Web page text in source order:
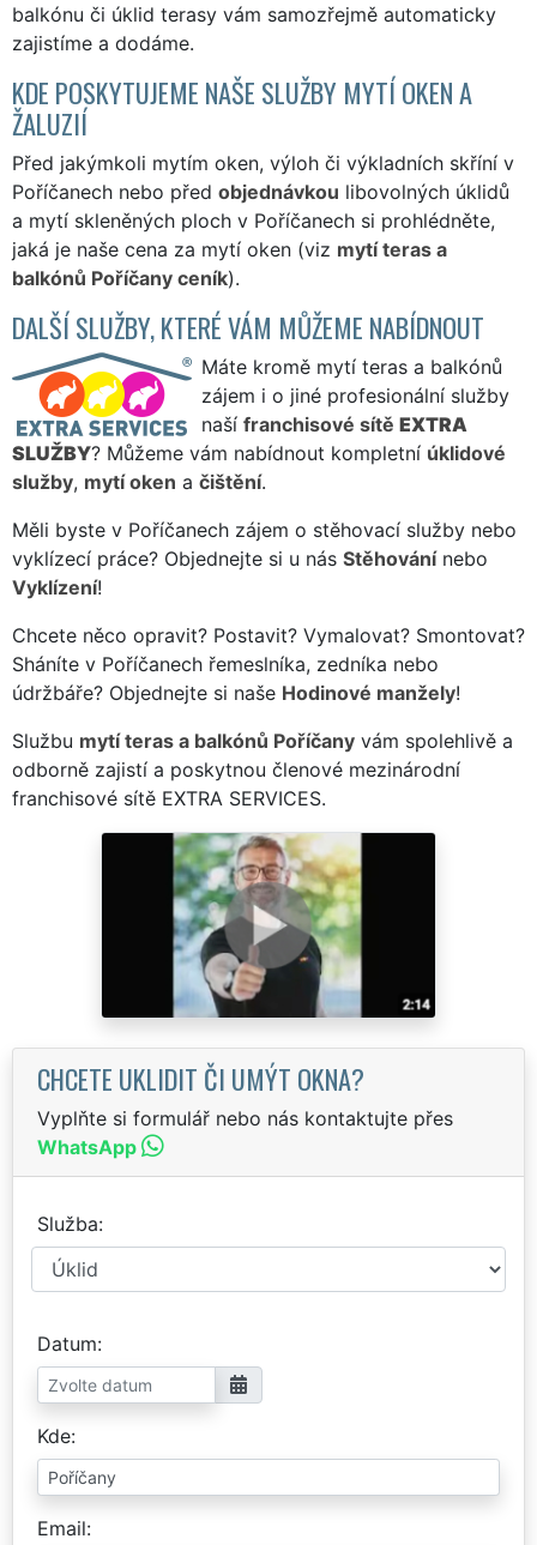
balkónu či úklid terasy vám samozřejmě automaticky
zajistíme a dodáme.
KDE POSKYTUJEME NAŠE SLUŽBY MYTÍ OKEN A
ŽALUZIÍ
Před jakýmkoli mytím oken, výloh či výkladních skříní v
Poříčanech nebo před objednávkou libovolných úklidů
a mytí skleněných ploch v Poříčanech si prohlédněte,
jaká je naše cena za mytí oken (viz mytí teras a
balkónů Poříčany ceník).
DALŠÍ SLUŽBY, KTERÉ VÁM MŮŽEME NABÍDNOUT
Máte kromě mytí teras a balkónů
zájem i o jiné profesionální služby
naší franchisové sítě EXTRA
SLUŽBY? Můžeme vám nabídnout kompletní úklidové
služby, mytí oken a čištění.
Měli byste v Poříčanech zájem o stěhovací služby nebo
vyklízecí práce? Objednejte si u nás Stěhovánínebo
Vyklízení!
Chcete něco opravit? Postavit? Vymalovat? Smontovat?
Sháníte v Poříčanech řemeslníka, zedníka nebo
údržbáře? Objednejte si naše Hodinové manžely!
Službu mytí teras a balkónů Poříčany vám spolehlivě a
odborně zajistí a poskytnou členové mezinárodní
franchisové sítě EXTRA SERVICES.
CHCETE UKLIDIT ČI UMÝT OKNA?
Vyplňte si formulář nebo nás kontaktujte přes
WhatsApp
Služba
Datum
Kde
Email